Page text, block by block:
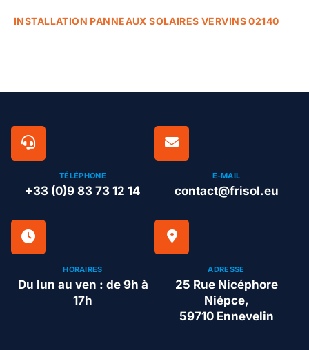
INSTALLATION PANNEAUX SOLAIRES VERVINS 02140
TÉLÉPHONE
+33 (0)9 83 73 12 14
E-MAIL
contact@frisol.eu
HORAIRES
Du lun au ven : de 9h à
17h
ADRESSE
25 Rue Nicéphore
Niépce,
59710 Ennevelin